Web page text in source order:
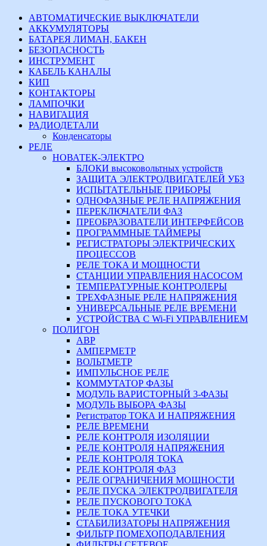
АВТОМАТИЧЕСКИЕ ВЫКЛЮЧАТЕЛИ
АККУМУЛЯТОРЫ
БАТАРЕЯ ЛИМАН, БАКЕН
БЕЗОПАСНОСТЬ
ИНСТРУМЕНТ
КАБЕЛЬ КАНАЛЫ
КИП
КОНТАКТОРЫ
ЛАМПОЧКИ
НАВИГАЦИЯ
РАДИОДЕТАЛИ
Конденсаторы
РЕЛЕ
НОВАТЕК-ЭЛЕКТРО
БЛОКИ высоковольтных устройств
ЗАЩИТА ЭЛЕКТРОДВИГАТЕЛЕЙ УБЗ
ИСПЫТАТЕЛЬНЫЕ ПРИБОРЫ
ОДНОФАЗНЫЕ РЕЛЕ НАПРЯЖЕНИЯ
ПЕРЕКЛЮЧАТЕЛИ ФАЗ
ПРЕОБРАЗОВАТЕЛИ ИНТЕРФЕЙСОВ
ПРОГРАММНЫЕ ТАЙМЕРЫ
РЕГИСТРАТОРЫ ЭЛЕКТРИЧЕСКИХ
ПРОЦЕССОВ
РЕЛЕ ТОКА И МОЩНОСТИ
СТАНЦИИ УПРАВЛЕНИЯ НАСОСОМ
ТЕМПЕРАТУРНЫЕ КОНТРОЛЕРЫ
ТРЕХФАЗНЫЕ РЕЛЕ НАПРЯЖЕНИЯ
УНИВЕРСАЛЬНЫЕ РЕЛЕ ВРЕМЕНИ
УСТРОЙСТВА С Wi-Fi УПРАВЛЕНИЕМ
ПОЛИГОН
АВР
АМПЕРМЕТР
ВОЛЬТМЕТР
ИМПУЛЬСНОЕ РЕЛЕ
КОММУТАТОР ФАЗЫ
МОДУЛЬ ВАРИСТОРНЫЙ 3-ФАЗЫ
МОДУЛЬ ВЫБОРА ФАЗЫ
Регистратор ТОКА И НАПРЯЖЕНИЯ
РЕЛЕ ВРЕМЕНИ
РЕЛЕ КОНТРОЛЯ ИЗОЛЯЦИИ
РЕЛЕ КОНТРОЛЯ НАПРЯЖЕНИЯ
РЕЛЕ КОНТРОЛЯ ТОКА
РЕЛЕ КОНТРОЛЯ ФАЗ
РЕЛЕ ОГРАНИЧЕНИЯ МОЩНОСТИ
РЕЛЕ ПУСКА ЭЛЕКТРОДВИГАТЕЛЯ
РЕЛЕ ПУСКОВОГО ТОКА
РЕЛЕ ТОКА УТЕЧКИ
СТАБИЛИЗАТОРЫ НАПРЯЖЕНИЯ
ФИЛЬТР ПОМЕХОПОДАВЛЕНИЯ